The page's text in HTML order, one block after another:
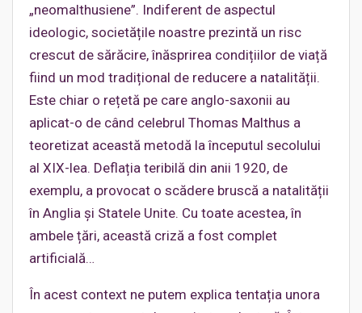
„neomalthusiene”. Indiferent de aspectul
ideologic, societățile noastre prezintă un risc
crescut de sărăcire, înăsprirea condițiilor de viață
fiind un mod tradițional de reducere a natalității.
Este chiar o rețetă pe care anglo-saxonii au
aplicat-o de când celebrul Thomas Malthus a
teoretizat această metodă la începutul secolului
al XIX-lea. Deflația teribilă din anii 1920, de
exemplu, a provocat o scădere bruscă a natalității
în Anglia și Statele Unite. Cu toate acestea, în
ambele țări, această criză a fost complet
artificială…
În acest context ne putem explica tentația unora